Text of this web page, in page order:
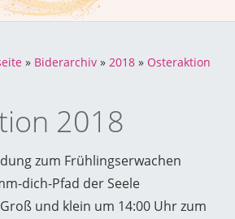
» Biderarchiv » 2018 » Osteraktion
2018
zum Frühlingserwachen
dich-Pfad der Seele
und klein um 14:00 Uhr zum